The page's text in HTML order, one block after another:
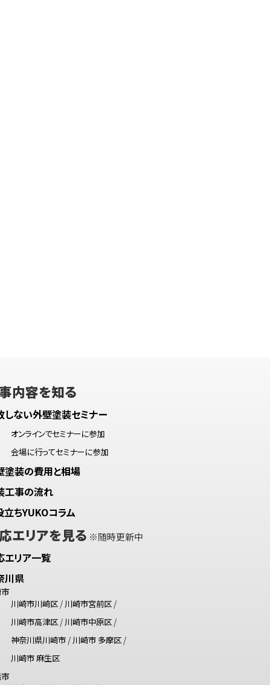
内容を知る
しない外壁塗装セミナー
オンラインでセミナーに参加
会場に行ってセミナーに参加
塗装の費用と相場
工事の流れ
立ちYUKOコラム
エリアを見る ※随時更新中
エリア一覧
川県
川崎市川崎区/ 川崎市宮前区/
川崎市高津区/ 川崎市中原区/
神奈川県川崎市/ 川崎市 多摩区/
川崎市 麻生区